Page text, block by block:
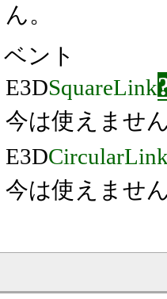
ん。
ント
E3DSquareLink
今は使えませ
E3D
今は使えませ